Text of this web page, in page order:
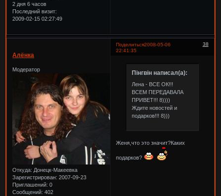
2 дня 6 часов
Последний визит:
2009-02-15 02:27:49
Поделиться 38
2008-05-06
22:41:35
Алёнка
Модератор
Откуда: Донецк-Макеевка
Зарегистрирован: 2007-09-23
Приглашений: 0
Сообщений: 402
Пінгвін написал(а):
Лена - ВСЕ ОК!!!
ВСЕМ ПЕРЕДАВАЛА
ПРИВЕТ!!! 8))))
Ждите новостей и
подарков!!! 8)))
Женя,что это значит?Каких
подарков?